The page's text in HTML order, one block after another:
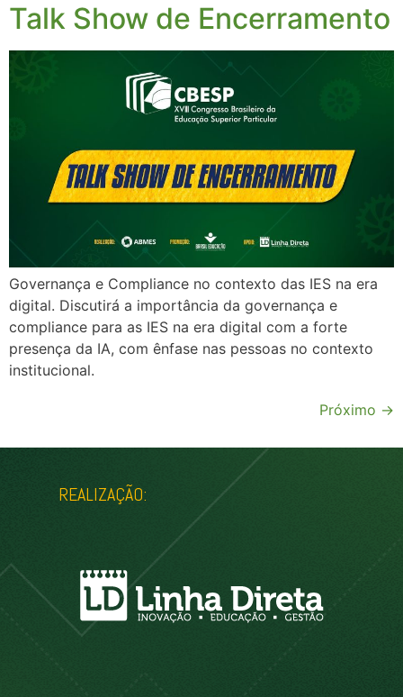
Talk Show de Encerramento
Governança e Compliance no contexto das IES na era
digital. Discutirá a importância da governança e
compliance para as IES na era digital com a forte
presença da IA, com ênfase nas pessoas no contexto
institucional.
Próximo →
REALIZAÇÃO: